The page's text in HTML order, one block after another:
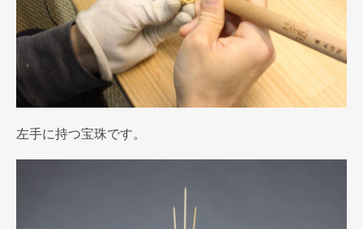
左手に持つ宝珠です。